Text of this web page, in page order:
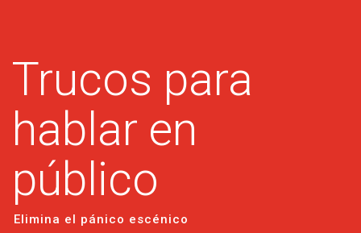
Trucos para
hablar en
público
Elimina el pánico escénico